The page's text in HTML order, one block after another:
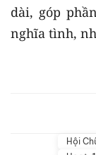
dài, góp
nghĩa tình,
Hội